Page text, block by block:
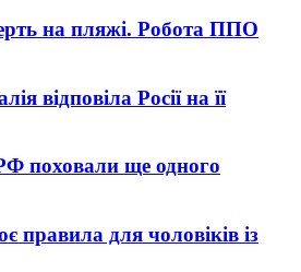
на пляжі. Робота ППО
відповіла Росії на її
поховали ще одного
правила для чоловіків із